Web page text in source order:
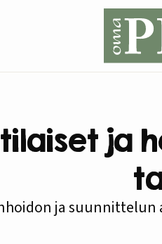
ja
ja suunnittelun